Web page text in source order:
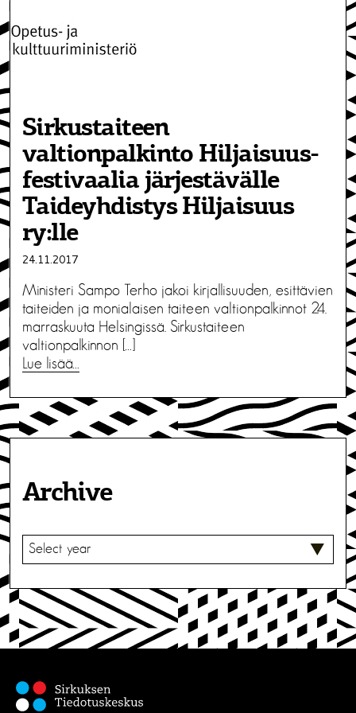
Sirkustaiteen
valtionpalkinto Hiljaisuus-
festivaalia järjestävälle
Taideyhdistys Hiljaisuus
ry:lle
24.11.2017
Ministeri Sampo Terho jakoi kirjallisuuden, esittävien
taiteiden ja monialaisen taiteen valtionpalkinnot 24.
marraskuuta Helsingissä. Sirkustaiteen
valtionpalkinnon […]
Lue lisää…
Archive
V
I
T
S
E